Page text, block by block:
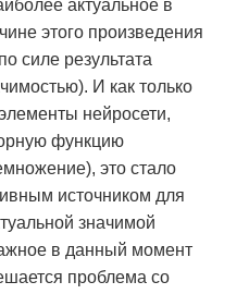
актуальное в
этого произведения
силе результата
И как только
нейросети,
функцию
это стало
источником для
значимой
в данный момент
проблема со